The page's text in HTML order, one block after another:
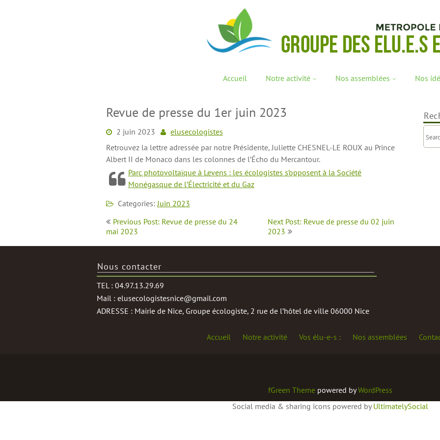
Accueil Notre activité Nos assemblées Nos
Revue de presse du 1er juin 2023
2 juin 2023
elusecologistes
Retrouvez la lettre adressée par notre Présidente, Juliette CHESNEL-LE ROUX au Prince
Albert II de Monaco dans les colonnes de l’Écho du Mercantour.
Parc photovoltaïque à Levens : les écologistes s’opposent à la Société
Monégasque de l’Électricité et du Gaz
Categories:Juin 2023
Navigation
de
l’article
Previous Post: Revue de presse du 24
mai 2023
Next Post: Revue de presse du 02 juin
2023
Nous contacter
TEL : 04.97.13.29.69
Mail : elusecologistesnice@gmail.com
ADRESSE : Mairie de Nice, Groupe écologiste, 2 rue de l’hôtel de ville 06000 Nice
Accueil Notre activité Vos élu-e-s : Nos assemblées
fGreen Themepowered byWordPress
Social media & sharing icons powered by UltimatelySocial